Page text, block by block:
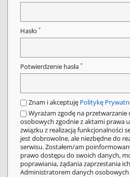
Hasło *
Potwierdzenie hasła *
Znam i akceptuję Politykę
Wyrażam zgodę na przetwarzanie
osobowych zgodnie z aktami prawa
związku z realizacją funkcjonalności
jest dobrowolne, ale niezbędne do
serwisu. Zostałem/am
prawo dostępu do swoich danych,
poprawiania, żądania zaprzestania
Administratorem danych